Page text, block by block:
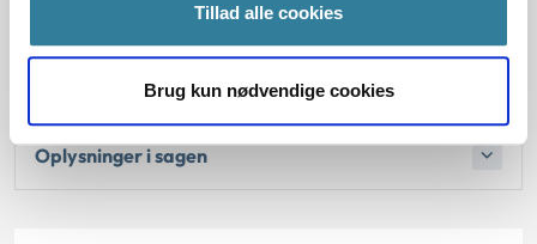
Tillad alle cookies
Brug kun nødvendige cookies
Begrundelsen for afgørelsen
Bemærkninger til klagen
Oplysninger i sagen